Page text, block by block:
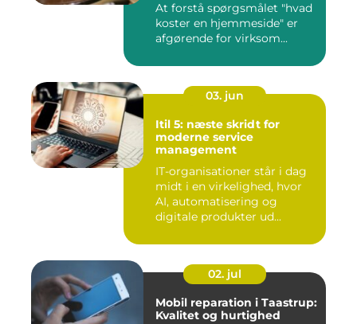
At forstå spørgsmålet "hvad
koster en hjemmeside" er
afgørende for virksom...
03. jun
Itil 5: næste skridt for
moderne service
management
IT-organisationer står i dag
midt i en virkelighed, hvor
AI, automatisering og
digitale produkter ud...
02. jul
Mobil reparation i Taastrup:
Kvalitet og hurtighed